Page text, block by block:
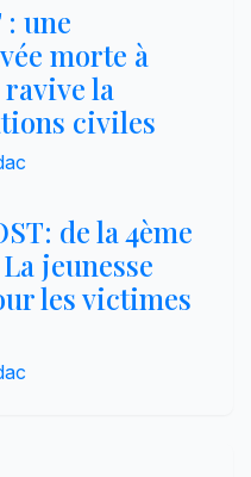
: une
morte à
la
civiles
de la 4ème
jeunesse
les victimes